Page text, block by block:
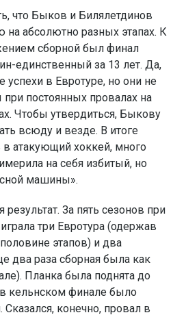
что Быков и Билялетдинов
на абсолютно разных этапах. К
сборной был финал
единственный за 13 лет. Да,
успехи в Евротуре, но они не
постоянных провалах на
Чтобы утвердиться, Быкову
всюду и везде. В итоге
в атакующий хоккей, много
на себя избитый, но
машины».
За пять сезонов при
три Евротура (одержав
этапов) и два
два раза сборная была как
Планка была поднята до
кельнском финале было
конечно, провал в